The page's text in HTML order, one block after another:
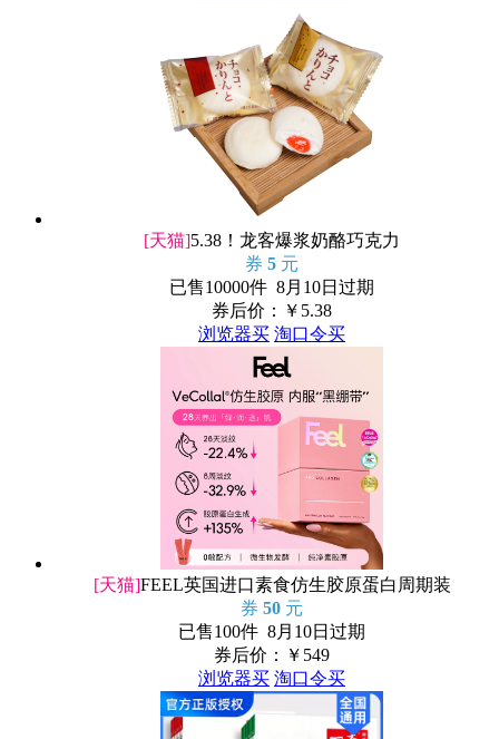
[天猫]5.38！龙客爆浆奶酪巧克力
券 5 元
已售10000件 8月10日过期
券后价：￥ 5.38
浏览器买 淘口令买
[天猫]FEEL英国进口素食仿生胶原蛋白周期装
券 50 元
已售100件 8月10日过期
券后价：￥ 549
浏览器买 淘口令买